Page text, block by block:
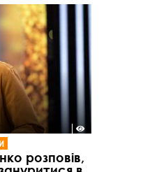
розповів,